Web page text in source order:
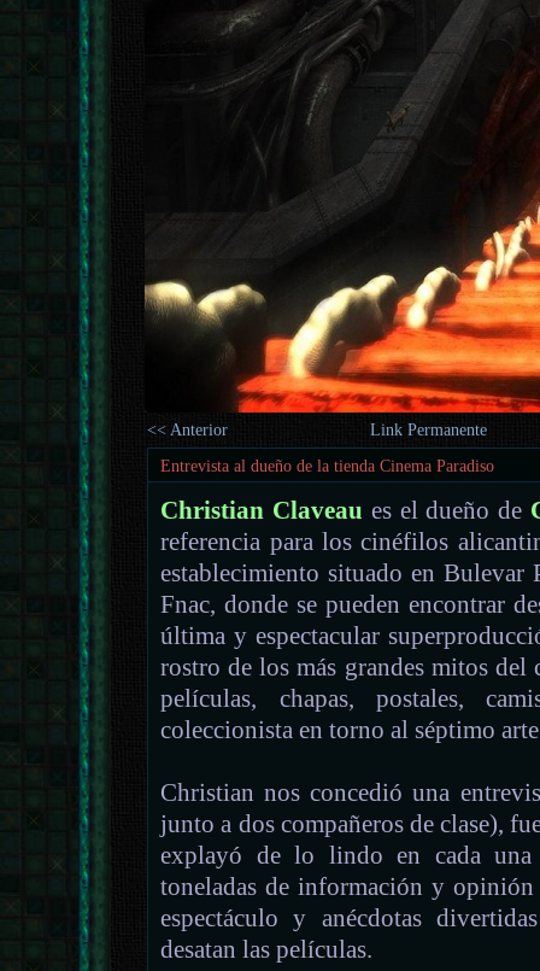
<< Anterior
Link Permanente
Entrevista al dueño de la tienda Cinema Paradiso
Christian Claveau es el dueño de
referencia para los cinéfilos
establecimiento situado en Bulevar
Fnac, donde se pueden encontrar
última y espectacular
rostro de los más grandes mitos del
películas, chapas, postales,
coleccionista en torno al séptimo
Christian nos concedió una
junto a dos compañeros de clase),
explayó de lo lindo en cada una
toneladas de información y
espectáculo y anécdotas
desatan las películas.